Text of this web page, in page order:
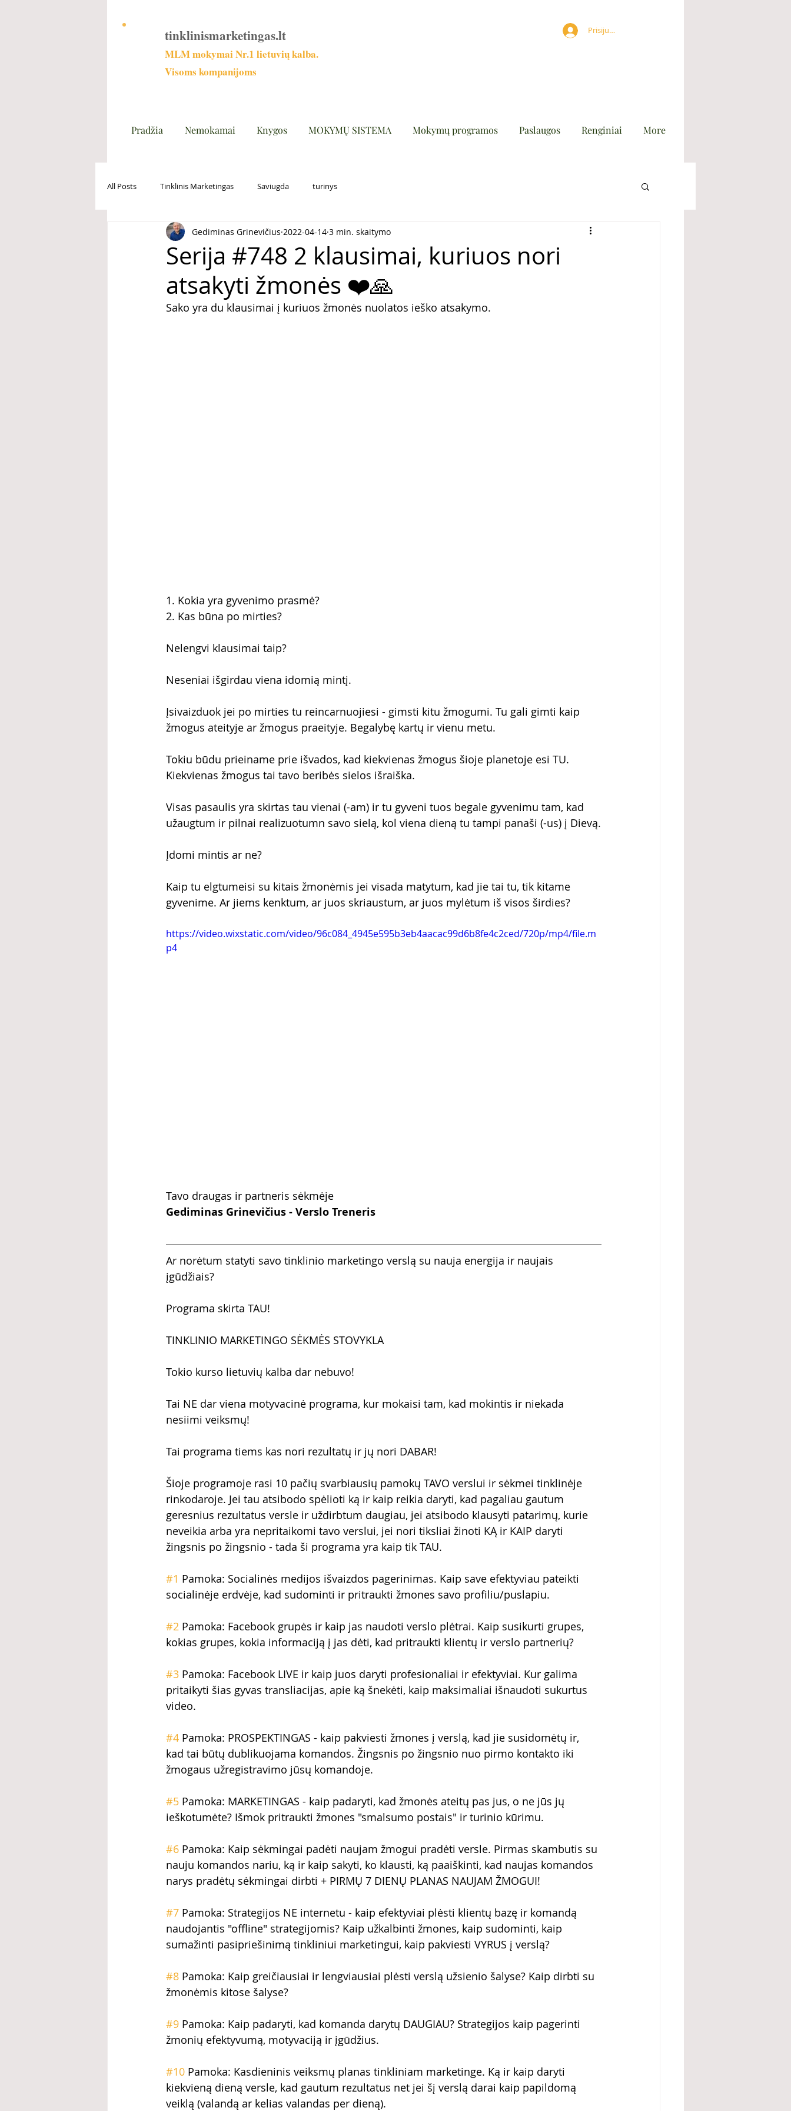
tinklinismarketingas.lt
MLM mokymai Nr.1 lietuvių kalba.
Visoms kompanijoms
Prisijungti
Pradžia Nemokamai Knygos MOKYMŲ SISTEMA Mokymų programos Paslaugos Renginiai More
All Posts Tinklinis Marketingas Saviugda turinys
Serija #748 2 klausimai, kuriuos nori
atsakyti žmonės ❤️🙏
Gediminas Grinevičius 2022-04-14 3 min. skaitymo
Sako yra du klausimai į kuriuos žmonės nuolatos ieško atsakymo.
1. Kokia yra gyvenimo prasmė?
2. Kas būna po mirties?
Nelengvi klausimai taip?
Neseniai išgirdau viena idomią mintį.
Įsivaizduok jei po mirties tu reincarnuojiesi - gimsti kitu žmogumi. Tu gali gimti kaip
žmogus ateityje ar žmogus praeityje. Begalybę kartų ir vienu metu.
Tokiu būdu prieiname prie išvados, kad kiekvienas žmogus šioje planetoje esi TU.
Kiekvienas žmogus tai tavo beribės sielos išraiška.
Visas pasaulis yra skirtas tau vienai (-am) ir tu gyveni tuos begale gyvenimu tam, kad
užaugtum ir pilnai realizuotumn savo sielą, kol viena dieną tu tampi panaši (-us) į Dievą.
Įdomi mintis ar ne?
Kaip tu elgtumeisi su kitais žmonėmis jei visada matytum, kad jie tai tu, tik kitame
gyvenime. Ar jiems kenktum, ar juos skriaustum, ar juos mylėtum iš visos širdies?
https://video.wixstatic.com/video/96c084_4945e595b3eb4aacac99d6b8fe4c2ced/720p/mp4/file.m
p4
Tavo draugas ir partneris sėkmėje
Gediminas Grinevičius - Verslo Treneris
Ar norėtum statyti savo tinklinio marketingo verslą su nauja energija ir naujais
įgūdžiais?
Programa skirta TAU!
TINKLINIO MARKETINGO SĖKMĖS STOVYKLA
Tokio kurso lietuvių kalba dar nebuvo!
Tai NE dar viena motyvacinė programa, kur mokaisi tam, kad mokintis ir niekada
nesiimi veiksmų!
Tai programa tiems kas nori rezultatų ir jų nori DABAR!
Šioje programoje rasi 10 pačių svarbiausių pamokų TAVO verslui ir sėkmei tinklinėje
rinkodaroje. Jei tau atsibodo spėlioti ką ir kaip reikia daryti, kad pagaliau gautum
geresnius rezultatus versle ir uždirbtum daugiau, jei atsibodo klausyti patarimų, kurie
neveikia arba yra nepritaikomi tavo verslui, jei nori tiksliai žinoti KĄ ir KAIP daryti
žingsnis po žingsnio - tada ši programa yra kaip tik TAU.
#1 Pamoka: Socialinės medijos išvaizdos pagerinimas. Kaip save efektyviau pateikti
socialinėje erdvėje, kad sudominti ir pritraukti žmones savo profiliu/puslapiu.
#2 Pamoka: Facebook grupės ir kaip jas naudoti verslo plėtrai. Kaip susikurti grupes,
kokias grupes, kokia informaciją į jas dėti, kad pritraukti klientų ir verslo partnerių?
#3 Pamoka: Facebook LIVE ir kaip juos daryti profesionaliai ir efektyviai. Kur galima
pritaikyti šias gyvas transliacijas, apie ką šnekėti, kaip maksimaliai išnaudoti sukurtus
video.
#4 Pamoka: PROSPEKTINGAS - kaip pakviesti žmones į verslą, kad jie susidomėtų ir,
kad tai būtų dublikuojama komandos. Žingsnis po žingsnio nuo pirmo kontakto iki
žmogaus užregistravimo jūsų komandoje.
#5 Pamoka: MARKETINGAS - kaip padaryti, kad žmonės ateitų pas jus, o ne jūs jų
ieškotumėte? Išmok pritraukti žmones "smalsumo postais" ir turinio kūrimu.
#6 Pamoka: Kaip sėkmingai padėti naujam žmogui pradėti versle. Pirmas skambutis su
nauju komandos nariu, ką ir kaip sakyti, ko klausti, ką paaiškinti, kad naujas komandos
narys pradėtų sėkmingai dirbti + PIRMŲ 7 DIENŲ PLANAS NAUJAM ŽMOGUI!
#7 Pamoka: Strategijos NE internetu - kaip efektyviai plėsti klientų bazę ir komandą
naudojantis "offline" strategijomis? Kaip užkalbinti žmones, kaip sudominti, kaip
sumažinti pasipriešinimą tinkliniui marketingui, kaip pakviesti VYRUS į verslą?
#8 Pamoka: Kaip greičiausiai ir lengviausiai plėsti verslą užsienio šalyse? Kaip dirbti su
žmonėmis kitose šalyse?
#9 Pamoka: Kaip padaryti, kad komanda darytų DAUGIAU? Strategijos kaip pagerinti
žmonių efektyvumą, motyvaciją ir įgūdžius.
#10 Pamoka: Kasdieninis veiksmų planas tinkliniam marketinge. Ką ir kaip daryti
kiekvieną dieną versle, kad gautum rezultatus net jei šį verslą darai kaip papildomą
veiklą (valandą ar kelias valandas per dieną).